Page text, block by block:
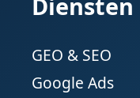
GEO & SEO
Google Ads